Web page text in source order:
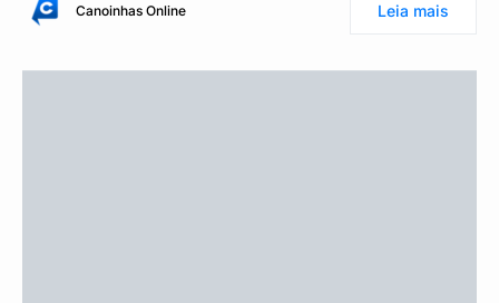
Canoinhas Online Leia mais